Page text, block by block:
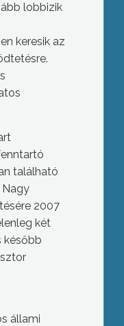
lobbizik
keresik az
található
Nagy
2007
két
később
állami